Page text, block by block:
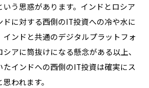
う思惑があります。インドとロシア
ドに対する西側のIT投資への冷や水に
インドと共通のデジタルプラットフォ
アに筒抜けになる懸念がある以上、
たインドへの西側のIT投資は確実にス
われます。